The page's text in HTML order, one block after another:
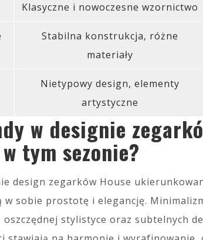
Klasyczne i nowoczesne wzornictwo
Stabilna konstrukcja, różne
materiały
Nietypowy design, elementy
artystyczne
w designie
tym sezonie?
design zegarków House
w sobie prostotę i elegancję.
oszczędnej stylistyce oraz subtelnych